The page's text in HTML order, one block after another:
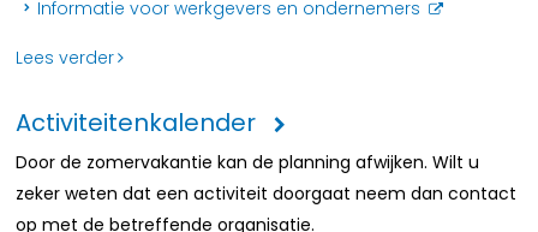
Informatie voor werkgevers en ondernemers
Lees verder
Activiteitenkalender
Door de zomervakantie kan de planning afwijken. Wilt u
zeker weten dat een activiteit doorgaat neem dan contact
op met de betreffende organisatie.